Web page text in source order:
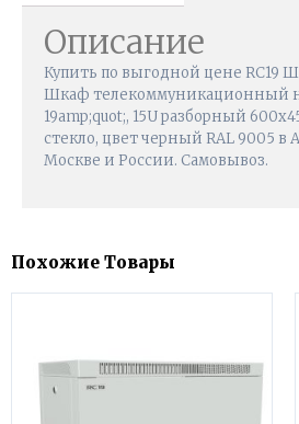
Описание
Купить по выгодной цене RC19
Шкаф телекоммуникационный
19amp;quot;, 15U разборный
стекло, цвет черный RAL 9005 в
Москве и России. Самовывоз.
Похожие Товары